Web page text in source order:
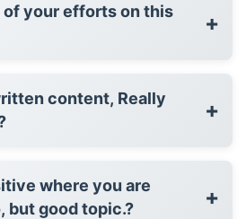
of your efforts on this
+
+
where you are
but good topic.?
+